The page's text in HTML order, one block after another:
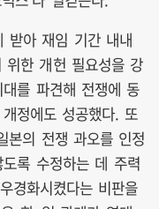
받아 재임 기간 내내
위한 개헌 필요성을 강
를 파견해 전쟁에 동
정에도 성공했다. 또
본의 전쟁 과오를 인정
록 수정하는 데 주력
경화시켰다는 비판을